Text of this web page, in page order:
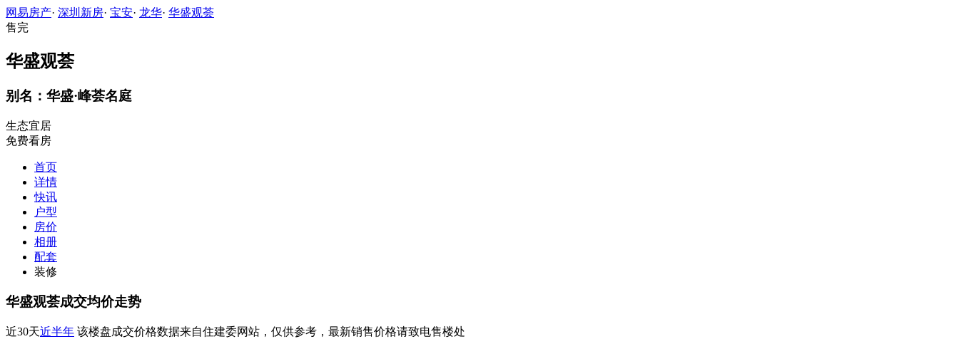
网易房产· 深圳新房· 宝安· 龙华· 华盛观荟
售完
华盛观荟
别名：华盛·峰荟名庭
生态宜居
免费看房
首页
详情
快讯
户型
房价
相册
配套
装修
华盛观荟成交均价走势
近30天近半年 该楼盘成交价格数据来自住建委网站，仅供参考，最新销售价格请致电售楼处